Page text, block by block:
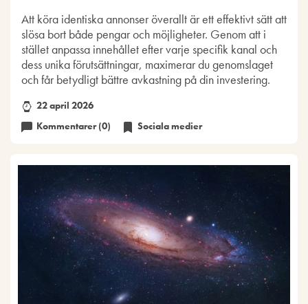
Att köra identiska annonser överallt är ett effektivt sätt att
slösa bort både pengar och möjligheter. Genom att i
stället anpassa innehållet efter varje specifik kanal och
dess unika förutsättningar, maximerar du genomslaget
och får betydligt bättre avkastning på din investering.
22 april 2026
Kommentarer (0)
Sociala medier